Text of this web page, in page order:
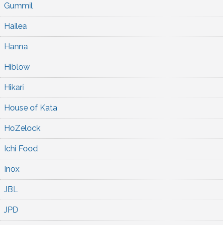
Gummil
Hailea
Hanna
Hiblow
Hikari
House of Kata
HoZelock
Ichi Food
Inox
JBL
JPD